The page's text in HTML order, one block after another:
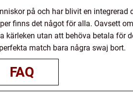
på och har blivit en integrerad
finns det något för alla. Oavsett
utan att behöva betala för
match bara några swaj bort.
FAQ